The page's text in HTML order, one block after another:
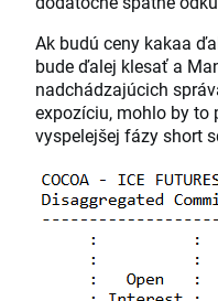
Ak budú ceny kakaa
bude ďalej klesať a
nadchádzajúcich
expozíciu, mohlo by to
vyspelejšej fázy short